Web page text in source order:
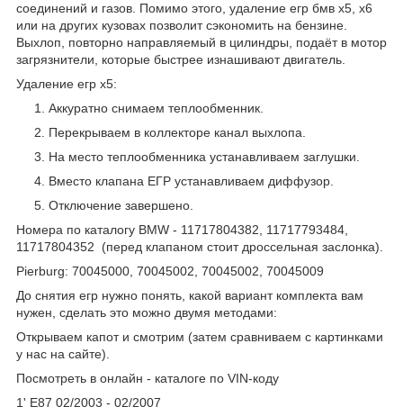
соединений и газов. Помимо этого, удаление егр бмв х5, х6
или на других кузовах позволит сэкономить на бензине.
Выхлоп, повторно направляемый в цилиндры, подаёт в мотор
загрязнители, которые быстрее изнашивают двигатель.
Удаление егр х5:
Аккуратно снимаем теплообменник.
Перекрываем в коллекторе канал выхлопа.
На место теплообменника устанавливаем заглушки.
Вместо клапана ЕГР устанавливаем диффузор.
Отключение завершено.
Номера по каталогу BMW - 11717804382, 11717793484,
11717804352 (перед клапаном стоит дроссельная заслонка).
Pierburg: 70045000, 70045002, 70045002, 70045009
До снятия егр нужно понять, какой вариант комплекта вам
нужен, сделать это можно двумя методами:
Открываем капот и смотрим (затем сравниваем с картинками
у нас на сайте).
Посмотреть в онлайн - каталоге по VIN-коду
1' E87 02/2003 - 02/2007